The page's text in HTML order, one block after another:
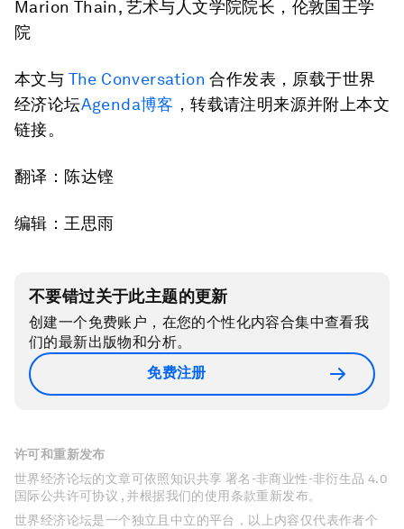
Marion Thain, 艺术与人文学院院长，伦敦国王学
院
本文与 The Conversation 合作发表，原载于世界
经济论坛Agenda博客 ，转载请注明来源并附上本文
链接。
翻译：陈达铿
编辑：王思雨
不要错过关于此主题的更新
创建一个免费账户，在您的个性化内容合集中查看我
们的最新出版物和分析。
免费注册
许可和重新发布
世界经济论坛的文章可依照知识共享 署名-非商业性-非衍生品 4.0
国际公共许可协议 , 并根据我们的使用条款重新发布。
世界经济论坛是一个独立且中立的平台，以上内容仅代表作者个